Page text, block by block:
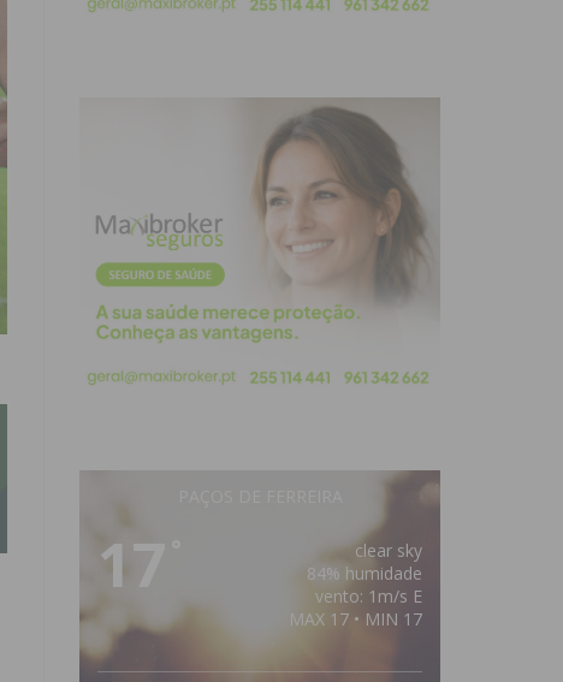
17
clear sky
84% humidade
vento: 1m/s E
MAX 17 • MIN 17